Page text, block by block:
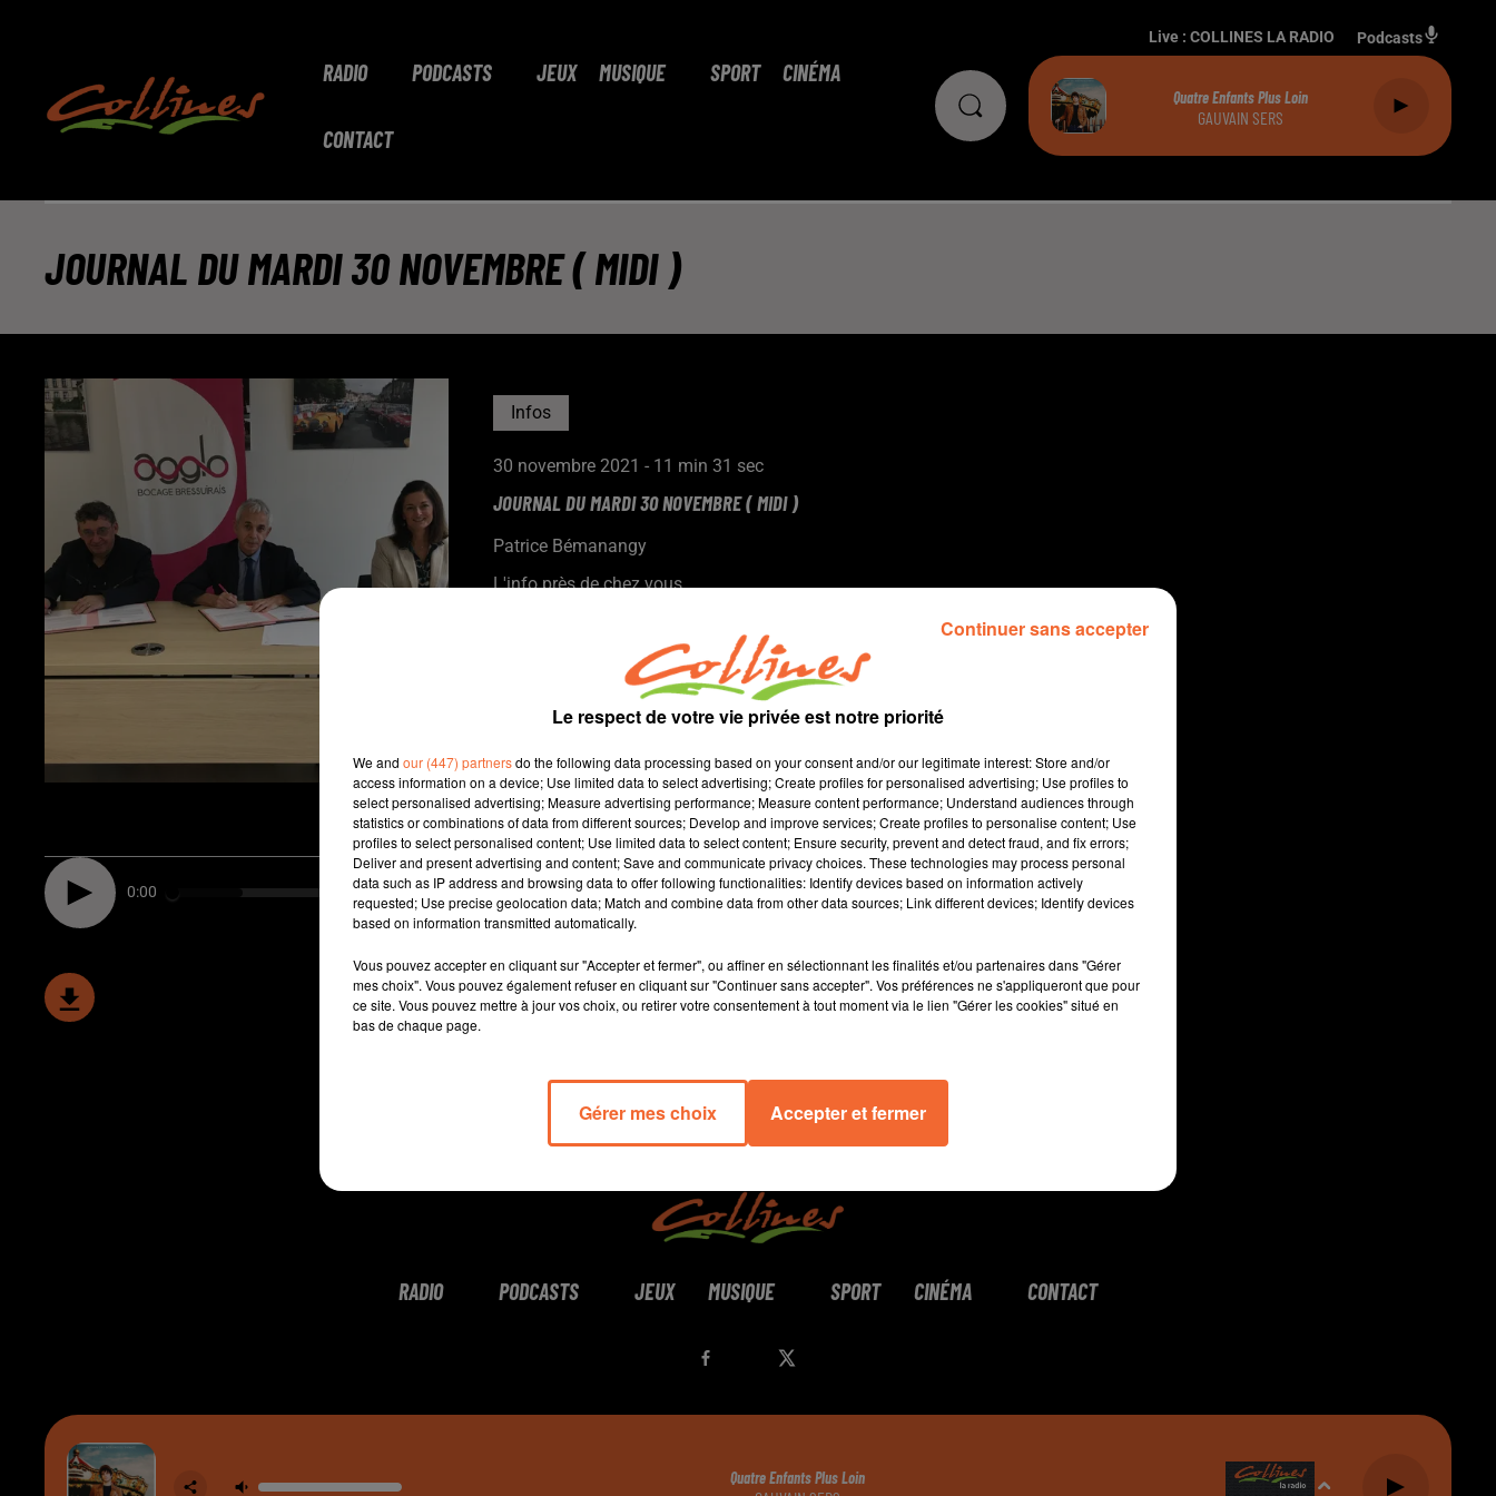
RADIO PODCASTS JEUX MUSIQUE SPORT CINÉMA
CONTACT
Live : COLLINES LA RADIO Podcasts
Quatre Enfants Plus Loin
GAUVAIN SERS
JOURNAL DU MARDI 30 NOVEMBRE ( MIDI )
Infos
30 novembre 2021 - 11 min 31 sec
JOURNAL DU MARDI 30 NOVEMBRE ( MIDI )
Patrice Bémanangy
L'info près de chez vous.
Le Débat d'Orientation Budgétaire du département hier marqué
par la prudence en raison du contexte.
L'Agglo 2B et les Finances Publiques s'engagent pour déployer
un nouveau réseau de proximité.
Des collégiens de Blaise Pascal à Argentonnay au Campus des
Sicaudières hier pour "Les Cordées de la Réussite".
Les CSC de Thouars prépare sa bourse aux jouets.
0:00 11 min 31 sec
RADIO PODCASTS JEUX MUSIQUE SPORT CINÉMA CONTACT
Quatre Enfants Plus Loin
Le respect de votre vie privée est notre priorité
We and our (447) partnersdo the following data processing based on your consent and/or our legitimate interest: Store and/or
access information on a device; Use limited data to select advertising; Create profiles for personalised advertising; Use profiles to
select personalised advertising; Measure advertising performance; Measure content performance; Understand audiences through
statistics or combinations of data from different sources; Develop and improve services; Create profiles to personalise content; Use
profiles to select personalised content; Use limited data to select content; Ensure security, prevent and detect fraud, and fix errors;
Deliver and present advertising and content; Save and communicate privacy choices. These technologies may process personal
data such as IP address and browsing data to offer following functionalities: Identify devices based on information actively
requested; Use precise geolocation data; Match and combine data from other data sources; Link different devices; Identify devices
based on information transmitted automatically.
Vous pouvez accepter en cliquant sur "Accepter et fermer", ou affiner en sélectionnant les finalités et/ou partenaires dans "Gérer
mes choix". Vous pouvez également refuser en cliquant sur "Continuer sans accepter". Vos préférences ne s'appliqueront que pour
ce site. Vous pouvez mettre à jour vos choix, ou retirer votre consentement à tout moment via le lien "Gérer les cookies" situé en
bas de chaque page.
Gérer mes choix Accepter et fermer
Continuer sans accepter